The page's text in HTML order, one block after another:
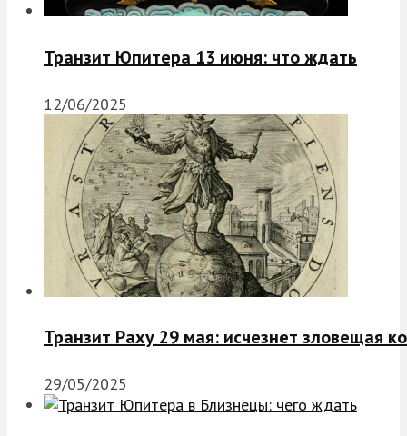
Транзит Юпитера 13 июня: что ждать
12/06/2025
Транзит Раху 29 мая: исчезнет зловещая
29/05/2025